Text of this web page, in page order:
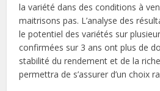
la variété dans des conditions à
maitrisons pas. L’analyse des
le potentiel des variétés sur
confirmées sur 3 ans ont plus de
stabilité du rendement et de la
permettra de s’assurer d’un choix